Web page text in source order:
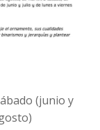
(junio y